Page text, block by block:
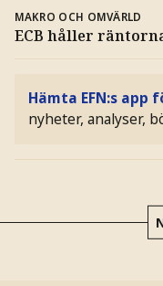
MAKRO OCH OMVÄRLD
ECB håller
Hämta EFN:s app
nyheter, analyser,